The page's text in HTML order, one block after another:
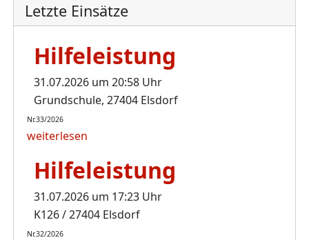
Letzte Einsätze
Hilfeleistung
31.07.2026 um 20:58 Uhr
Grundschule, 27404 Elsdorf
Nr.33/2026
weiterlesen
Hilfeleistung
31.07.2026 um 17:23 Uhr
K126 / 27404 Elsdorf
Nr.32/2026